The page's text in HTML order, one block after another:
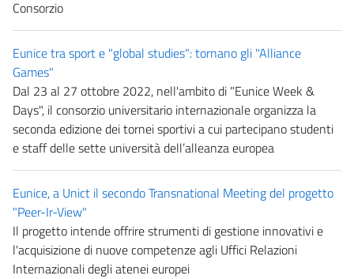
Consorzio
Eunice tra sport e "global studies": tornano gli "Alliance
Games"
Dal 23 al 27 ottobre 2022, nell'ambito di "Eunice Week &
Days", il consorzio universitario internazionale organizza la
seconda edizione dei tornei sportivi a cui partecipano studenti
e staff delle sette università dell’alleanza europea
Eunice, a Unict il secondo Transnational Meeting del progetto
"Peer-Ir-View"
Il progetto intende offrire strumenti di gestione innovativi e
l'acquisizione di nuove competenze agli Uffici Relazioni
Internazionali degli atenei europei